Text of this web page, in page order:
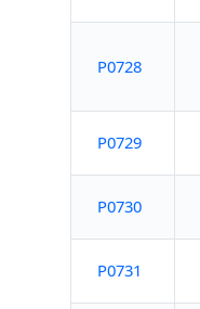
P0728
P0729
P0730
P0731